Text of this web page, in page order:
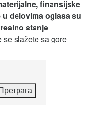
finansijske
delovima oglasa su
stanje
se slažete sa gore